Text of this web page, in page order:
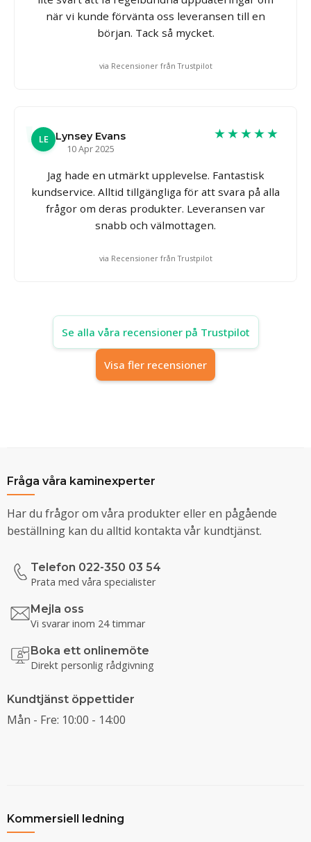
när vi kunde förvänta oss leveransen till en
början. Tack så mycket.
via Recensioner från Trustpilot
LE
Lynsey Evans
10 Apr 2025
★★★★★
Jag hade en utmärkt upplevelse. Fantastisk
kundservice. Alltid tillgängliga för att svara på alla
frågor om deras produkter. Leveransen var
snabb och välmottagen.
via Recensioner från Trustpilot
Se alla våra recensioner på Trustpilot
Visa fler recensioner
Fråga våra kaminexperter
Har du frågor om våra produkter eller en pågående
beställning kan du alltid kontakta vår kundtjänst.
Telefon 022-350 03 54
Prata med våra specialister
Mejla oss
Vi svarar inom 24 timmar
Boka ett onlinemöte
Direkt personlig rådgivning
Kundtjänst öppettider
Mån - Fre: 10:00 - 14:00
Kommersiell ledning